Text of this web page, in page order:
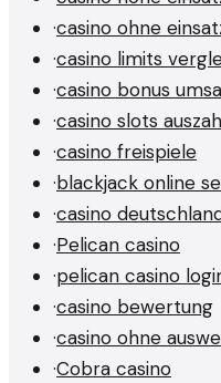
·casino ohne
·casino limits
·casino bonus
·casino slots
·casino freispiele
·blackjack online
·casino
·Pelican casino
·pelican casino
·casino bewertung
·casino ohne
·Cobra casino